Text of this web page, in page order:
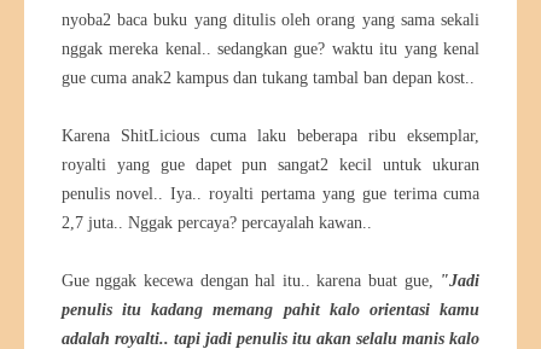
nyoba2 baca buku yang ditulis oleh orang yang sama sekali
nggak mereka kenal.. sedangkan gue? waktu itu yang kenal
gue cuma anak2 kampus dan tukang tambal ban depan kost..
Karena ShitLicious cuma laku beberapa ribu eksemplar,
royalti yang gue dapet pun sangat2 kecil untuk ukuran
penulis novel.. Iya.. royalti pertama yang gue terima cuma
2,7 juta.. Nggak percaya? percayalah kawan..
Gue nggak kecewa dengan hal itu.. karena buat gue, "Jadi
penulis itu kadang memang pahit kalo orientasi kamu
adalah royalti.. tapi jadi penulis itu akan selalu manis kalo